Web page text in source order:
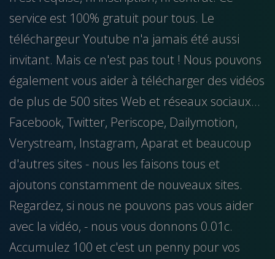
service est 100% gratuit pour tous. Le
téléchargeur Youtube n'a jamais été aussi
invitant. Mais ce n'est pas tout ! Nous pouvons
également vous aider à télécharger des vidéos
de plus de 500 sites Web et réseaux sociaux...
Facebook, Twitter, Periscope, Dailymotion,
Verystream, Instagram, Aparat et beaucoup
d'autres sites - nous les faisons tous et
ajoutons constamment de nouveaux sites.
Regardez, si nous ne pouvons pas vous aider
avec la vidéo, - nous vous donnons 0.01c.
Accumulez 100 et c'est un penny pour vos